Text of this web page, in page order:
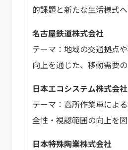
的課題と新たな生活様式
名古屋鉄道株式会社
テーマ：地域の交通拠点
向上を通じた、移動需要
日本エコシステム株式会社
テーマ：高所作業車によ
全性・視認範囲の向上を
日本特殊陶業株式会社